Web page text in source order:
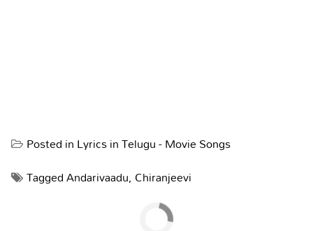
Posted inLyrics in Telugu - Movie Songs
TaggedAndarivaadu, Chiranjeevi